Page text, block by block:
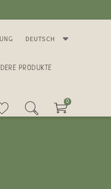
DEUTSCH
PRODUKTE
0